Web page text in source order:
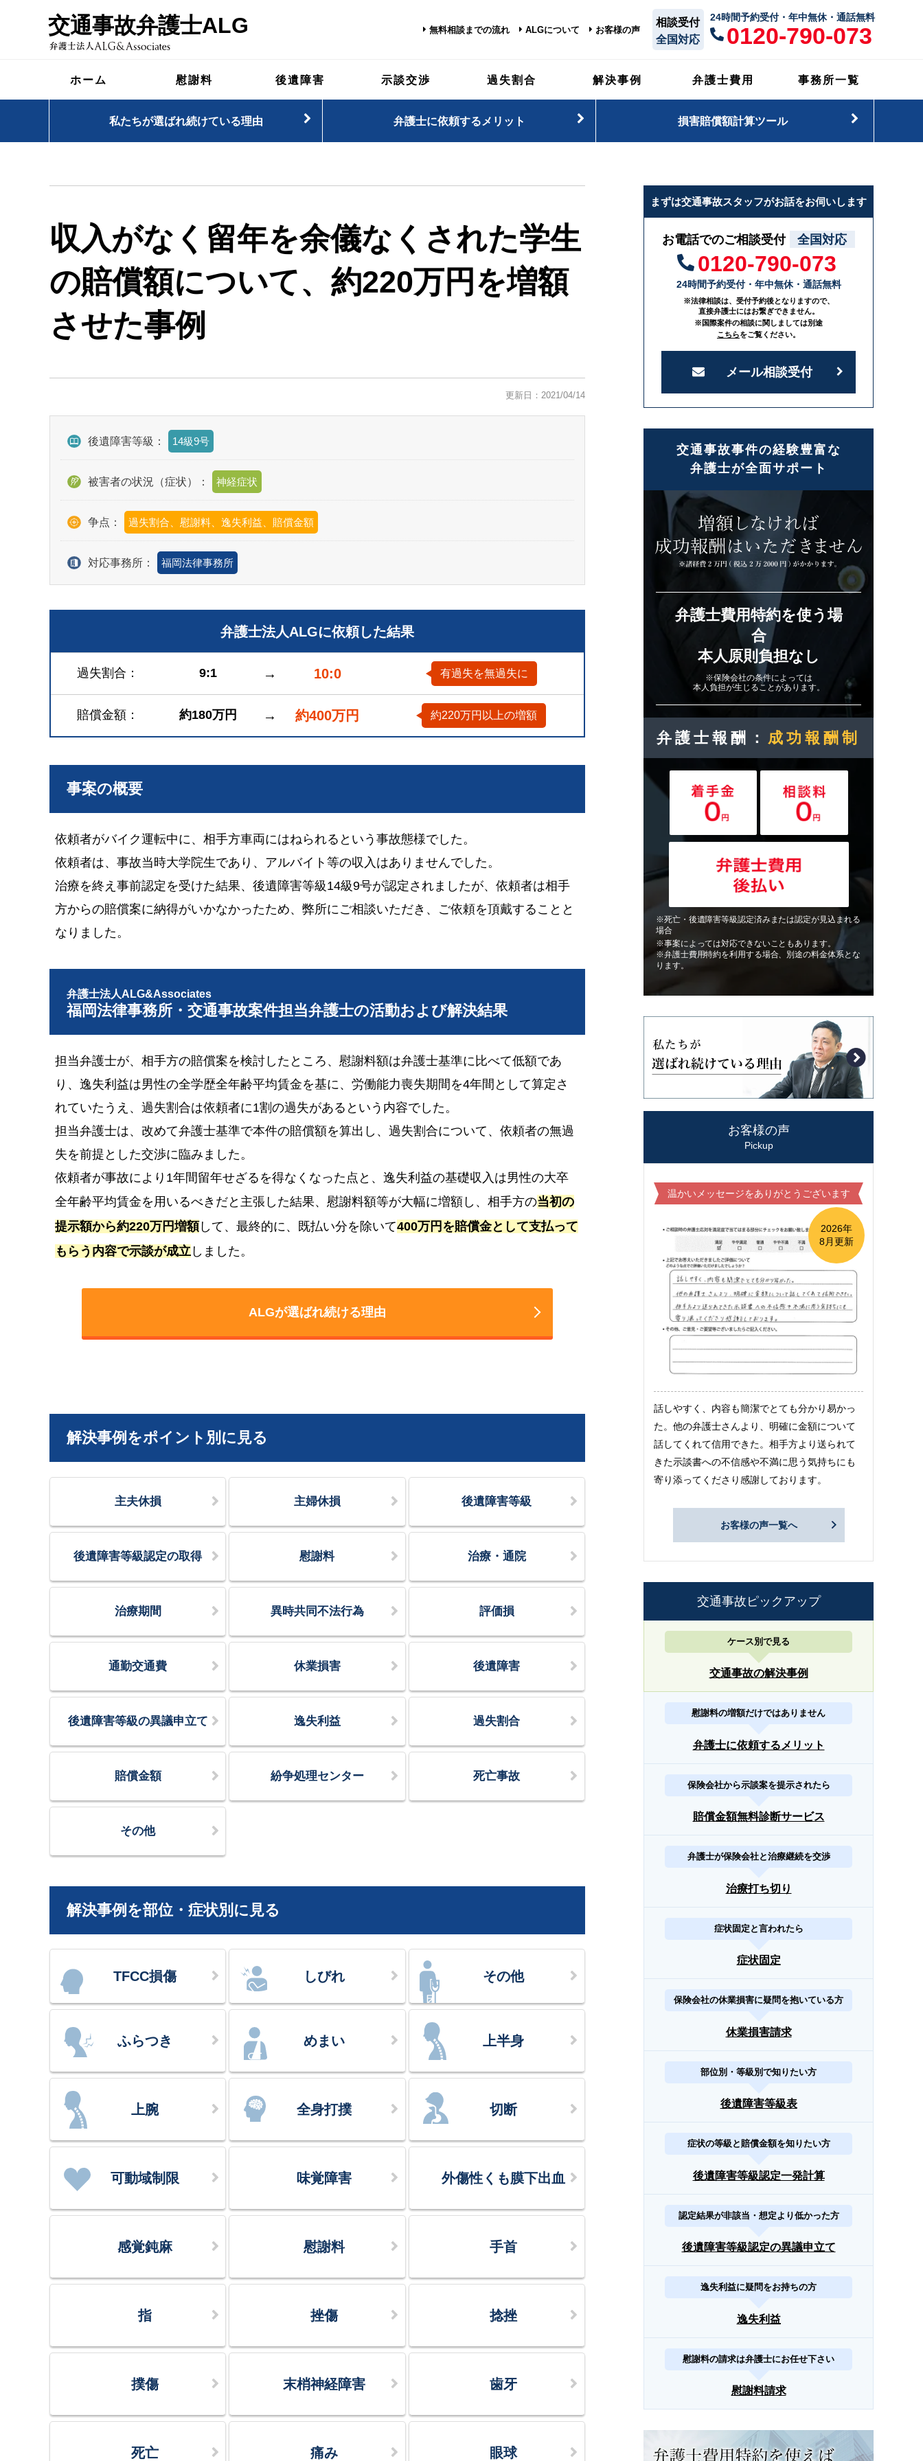
交通事故弁護士ALG 無料相談までの流れ ALGについて お客様の声
相談受付
全国対応
24時間予約受付・年中無休・通話無料
0120-790-073
ホーム 慰謝料 後遺障害 示談交渉 過失割合 解決事例 弁護士費用 事務所一覧
私たちが選ばれ続けている理由 弁護士に依頼するメリット 損害賠償額計算ツール
収入がなく留年を余儀なくされた学生
の賠償額について、約220万円を増額
させた事例
更新日：2021/04/14
後遺障害等級： 14級9号
被害者の状況（症状）： 神経症状
争点： 過失割合、慰謝料、逸失利益、賠償金額
対応事務所： 福岡法律事務所
弁護士法人ALGに依頼した結果
過失割合 9:1 → 10:0 有過失を無過失に
賠償金額 約180万円 → 約400万円 約220万円以上の増額
事案の概要
依頼者がバイク運転中に、相手方車両にはねられるという事故態様でした。
依頼者は、事故当時大学院生であり、アルバイト等の収入はありませんでした。
治療を終え事前認定を受けた結果、後遺障害等級14級9号が認定されましたが、依頼者は相手
方からの賠償案に納得がいかなかったため、弊所にご相談いただき、ご依頼を頂戴することと
なりました。
弁護士法人ALG&Associates
福岡法律事務所・交通事故案件担当弁護士の活動および解決結果
担当弁護士が、相手方の賠償案を検討したところ、慰謝料額は弁護士基準に比べて低額であ
り、逸失利益は男性の全学歴全年齢平均賃金を基に、労働能力喪失期間を4年間として算定さ
れていたうえ、過失割合は依頼者に1割の過失があるという内容でした。
担当弁護士は、改めて弁護士基準で本件の賠償額を算出し、過失割合について、依頼者の無過
失を前提とした交渉に臨みました。
依頼者が事故により1年間留年せざるを得なくなった点と、逸失利益の基礎収入は男性の大卒
全年齢平均賃金を用いるべきだと主張した結果、慰謝料額等が大幅に増額し、相手方の当初の
提示額から約220万円増額して、最終的に、既払い分を除いて400万円を賠償金として支払って
もらう内容で示談が成立しました。
ALGが選ばれ続ける理由
解決事例をポイント別に見る
主夫休損 主婦休損 後遺障害等級
後遺障害等級認定の取得 慰謝料 治療・通院
治療期間 異時共同不法行為 評価損
通勤交通費 休業損害 後遺障害
後遺障害等級の異議申立て 逸失利益 過失割合
賠償金額 紛争処理センター 死亡事故
その他
解決事例を部位・症状別に見る
TFCC損傷 しびれ その他
ふらつき めまい 上半身
上腕 全身打撲 切断
可動域制限 味覚障害 外傷性くも膜下出血
感覚鈍麻 慰謝料 手首
指 挫傷 捻挫
撲傷 末梢神経障害 歯牙
死亡 痛み 眼球
まずは交通事故スタッフがお話をお伺いします
お電話でのご相談受付 全国対応
0120-790-073
24時間予約受付・年中無休・通話無料
※法律相談は、受付予約後となりますので、
直接弁護士にはお繋ぎできません。
※国際案件の相談に関しましては別途
こちらをご覧ください。
メール相談受付
交通事故事件の経験豊富な
弁護士が全面サポート
弁護士費用特約を使う場
合
本人原則負担なし
※保険会社の条件によっては
本人負担が生じることがあります。
弁護士報酬： 成功報酬制
※死亡・後遺障害等級認定済みまたは認定が見込まれる
場合
※事案によっては対応できないこともあります。
※弁護士費用特約を利用する場合、別途の料金体系とな
ります。
お客様の声
Pickup
温かいメッセージをありがとうございます
2026年
8月更新
話しやすく、内容も簡潔でとても分かり易かっ
た。他の弁護士さんより、明確に金額について
話してくれて信用できた。相手方より送られて
きた示談書への不信感や不満に思う気持ちにも
寄り添ってくださり感謝しております。
お客様の声一覧へ
交通事故ピックアップ
ケース別で見る
交通事故の解決事例
慰謝料の増額だけではありません
弁護士に依頼するメリット
保険会社から示談案を提示されたら
賠償金額無料診断サービス
弁護士が保険会社と治療継続を交渉
治療打ち切り
症状固定と言われたら
症状固定
保険会社の休業損害に疑問を抱いている方
休業損害請求
部位別・等級別で知りたい方
後遺障害等級表
症状の等級と賠償金額を知りたい方
後遺障害等級認定一発計算
認定結果が非該当・想定より低かった方
後遺障害等級認定の異議申立て
逸失利益に疑問をお持ちの方
逸失利益
慰謝料の請求は弁護士にお任せ下さい
慰謝料請求